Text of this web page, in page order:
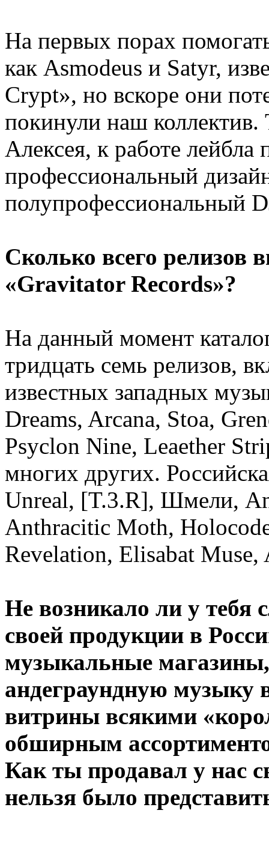
На первых порах
как Asmodeus и Satyr,
Crypt», но вскоре они
покинули наш
Алексея, к работе
профессиональный
полупрофессиональный
Сколько всего релизов
«Gravitator Records»?
На данный момент
тридцать семь релизов,
известных западных
Dreams, Arcana, Stoa,
Psyclon Nine, Leaether
многих других.
Unreal, [T.3.R], Шмели,
Anthracitic Moth,
Revelation, Elisabat Muse,
Не возникало ли у тебя
своей продукции в
музыкальные
андеграундную музыку
витрины всякими
обширным
Как ты продавал у нас
нельзя было